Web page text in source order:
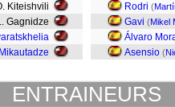
Kiteishvili
Gagnidze
Rodri (
Gavi (Mikel
Álvaro
Asensio (
ENTRAINEURS